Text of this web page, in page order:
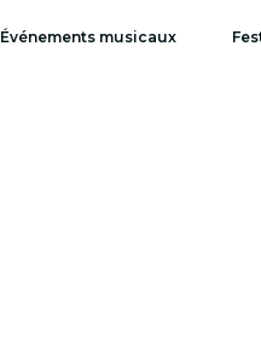
Événements musicaux